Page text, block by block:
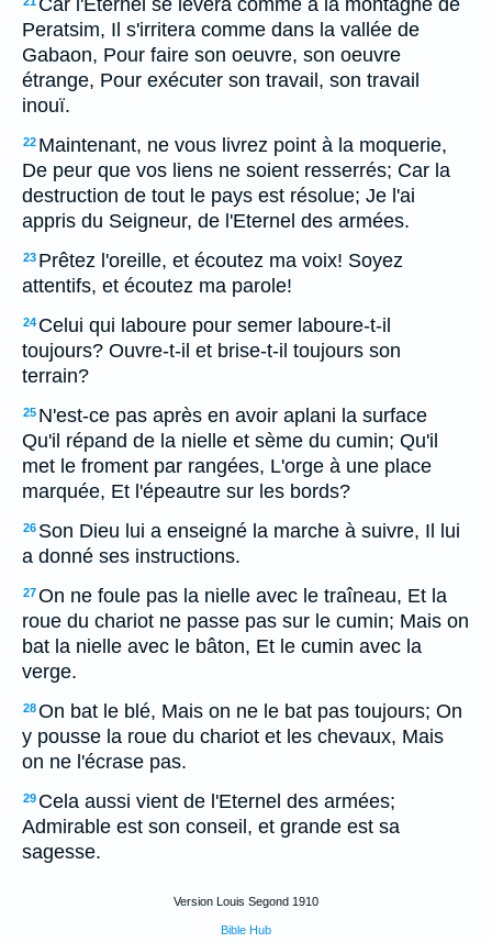
Car l'Eternel se lèvera comme à la montagne de
Peratsim, Il s'irritera comme dans la vallée de
Gabaon, Pour faire son oeuvre, son oeuvre
étrange, Pour exécuter son travail, son travail
inouï.
22 Maintenant, ne vous livrez point à la moquerie,
De peur que vos liens ne soient resserrés; Car la
destruction de tout le pays est résolue; Je l'ai
appris du Seigneur, de l'Eternel des armées.
23 Prêtez l'oreille, et écoutez ma voix! Soyez
attentifs, et écoutez ma parole!
24 Celui qui laboure pour semer laboure-t-il
toujours? Ouvre-t-il et brise-t-il toujours son
terrain?
25 N'est-ce pas après en avoir aplani la surface
Qu'il répand de la nielle et sème du cumin; Qu'il
met le froment par rangées, L'orge à une place
marquée, Et l'épeautre sur les bords?
26 Son Dieu lui a enseigné la marche à suivre, Il lui
a donné ses instructions.
27On ne foule pas la nielle avec le traîneau, Et la
roue du chariot ne passe pas sur le cumin; Mais on
bat la nielle avec le bâton, Et le cumin avec la
verge.
28On bat le blé, Mais on ne le bat pas toujours; On
y pousse la roue du chariot et les chevaux, Mais
on ne l'écrase pas.
29 Cela aussi vient de l'Eternel des armées;
Admirable est son conseil, et grande est sa
sagesse.
Version Louis Segond 1910
Bible Hub